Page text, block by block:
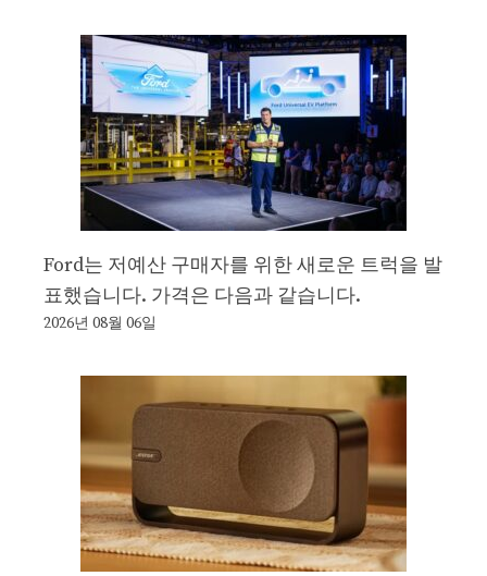
Ford는 저예산 구매자를 위한 새로운 트럭을 발
표했습니다. 가격은 다음과 같습니다.
2026년 08월 06일